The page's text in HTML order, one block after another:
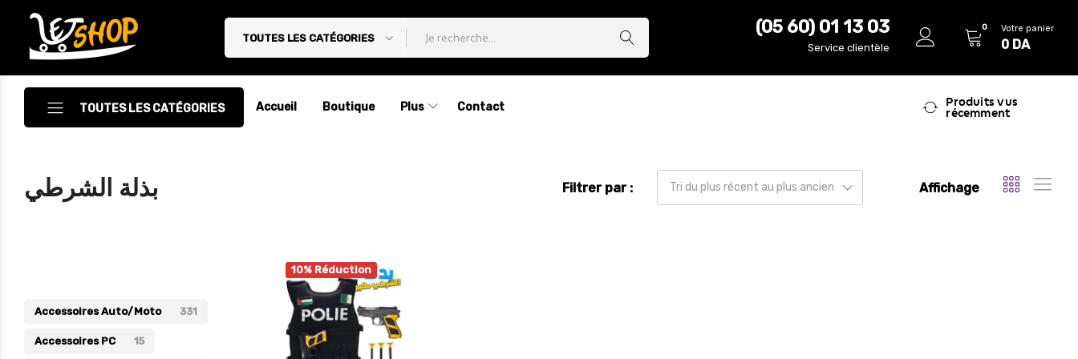
Letshop.dz
TOUTES LES CATÉGORIES
(05 60) 01 13 03
Service clientèle
0 Votre panier
0 DA
TOUTES LES CATÉGORIES
Accessoires
Accessoires Auto/Moto
Décoration
Electroménager
Accueil Boutique Plus Contact
Produits vus
récemment
بذلة الشرطي Filtrer par : Tri du plus récent au plus ancien Affichage
10% Réduction
Accessoires Auto/Moto 331
Accessoires PC 15